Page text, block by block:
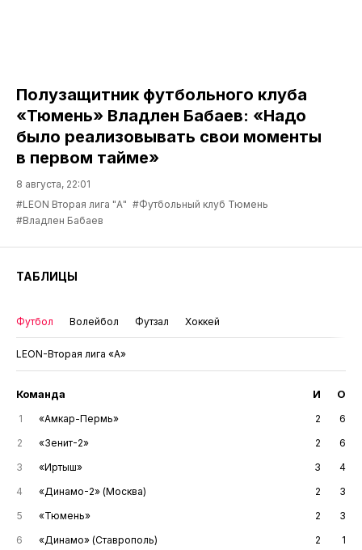
Полузащитник футбольного клуба
«Тюмень» Владлен Бабаев: «Надо
было реализовывать свои моменты
в первом тайме»
8 августа, 22:01
#LEON Вторая лига "А" #Футбольный клуб Тюмень
#Владлен Бабаев
ТАБЛИЦЫ
Футбол Волейбол Футзал Хоккей
LEON-Вторая лига «А»
Команда И О
1 «Амкар-Пермь» 2
6
2
«Зенит-2» 2
6
3
«Иртыш» 3
4
4
«Динамо-2» (Москва) 2
3
5
«Тюмень» 2
3
6
«Динамо» (Ставрополь) 2
1